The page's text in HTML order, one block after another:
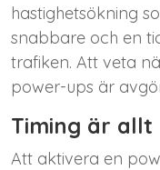
hastighetsökning
snabbare och en
trafiken. Att veta
power-ups är
Timing är allt
Att aktivera en